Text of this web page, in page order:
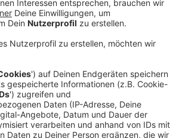
Mönchengladbach und Grevenbroich
für Schüler oder
für Kunden per Videokonferenz an.
per WhatsApp Videotelefonie
unterrichten im Moment,